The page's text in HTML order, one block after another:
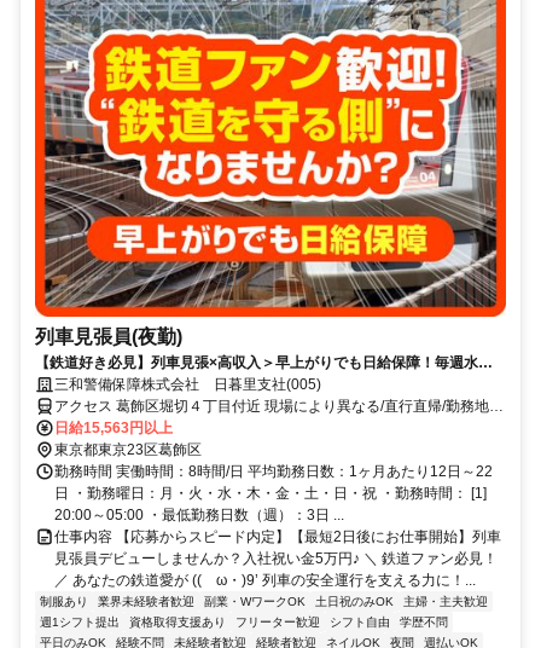
列車見張員(夜勤)
【鉄道好き必見】列車見張×高収入＞早上がりでも日給保障！毎週水曜
が給料日！日払いもOK！
三和警備保障株式会社 日暮里支社(005)
アクセス 葛飾区堀切４丁目付近 現場により異なる/直行直帰/勤務地相
談可 ■電話面接■来社不要■即日勤務
日給15,563円以上
東京都東京23区葛飾区
勤務時間 実働時間：8時間/日 平均勤務日数：1ヶ月あたり12日～22
日 ・勤務曜日：月・火・水・木・金・土・日・祝 ・勤務時間： [1]
20:00～05:00 ・最低勤務日数（週）：3日 ...
仕事内容 【応募からスピード内定】【最短2日後にお仕事開始】列車
見張員デビューしませんか？入社祝い金5万円♪ ＼ 鉄道ファン必見！
／ あなたの鉄道愛が ((ゝω・)9’ 列車の安全運行を支える力に！...
制服あり 業界未経験者歓迎 副業・WワークOK 土日祝のみOK
主婦・主夫歓迎
週1シフト提出
資格取得支援あり フリーター歓迎 シフト自由
学歴不問
平日のみOK
経験不問 未経験者歓迎 経験者歓迎 ネイルOK 夜間 週払いOK